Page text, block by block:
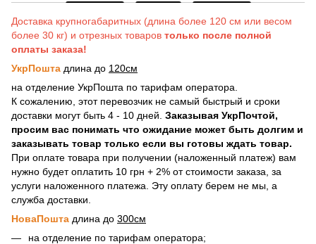
Доставка крупногабаритных (длина более 120 см или весом
более 30 кг) и отрезных товаров только после полной
оплаты заказа!
УкрПошта длина до 120см
на отделение УкрПошта по тарифам оператора.
К сожалению, этот перевозчик не самый быстрый и сроки
доставки могут быть 4 - 10 дней. Заказывая УкрПочтой,
просим вас понимать что ожидание может быть долгим и
заказывать товар только если вы готовы ждать товар.
При оплате товара при получении (наложенный платеж) вам
нужно будет оплатить 10 грн + 2% от стоимости заказа, за
услуги наложенного платежа. Эту оплату берем не мы, а
служба доставки.
НоваПошта длина до 300см
на отделение по тарифам оператора;